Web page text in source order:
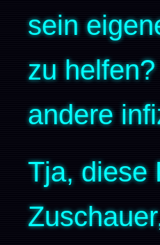
sein
zu
andere
Tja, diese